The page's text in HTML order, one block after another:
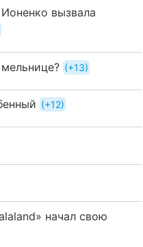
вызвала
+13
+12
начал свою